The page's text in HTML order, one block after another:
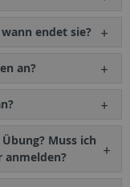
endet sie?
an?
Muss ich
anmelden?